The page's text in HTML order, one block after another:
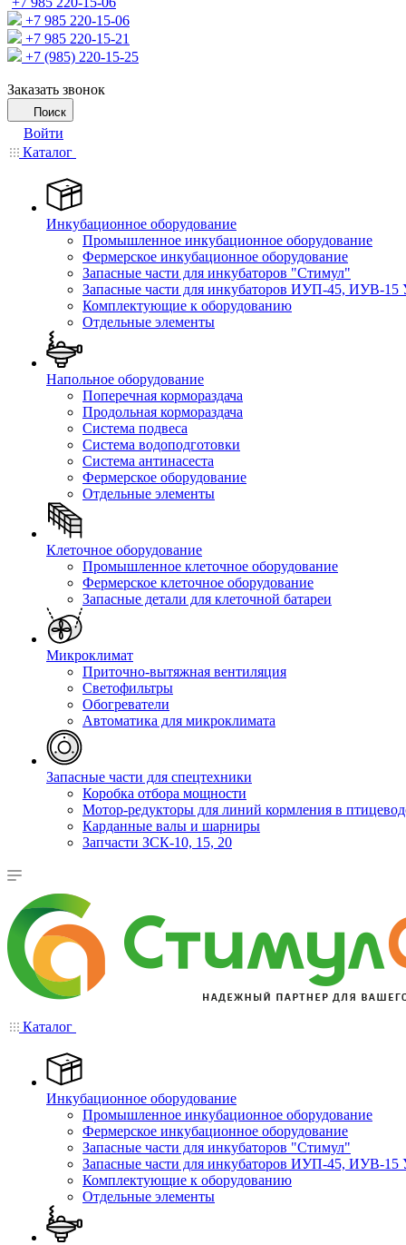
+7 985 220-15-06
+7 985 220-15-21
+7 (985) 220-15-25
Заказать звонок
Поиск
Войти
Каталог
Инкубационное оборудование
Промышленное инкубационное оборудование
Фермерское инкубационное оборудование
Запасные части для инкубаторов "Стимул"
Запасные части для инкубаторов ИУП-45, ИУВ-15
Комплектующие к оборудованию
Отдельные элементы
Напольное оборудование
Поперечная кормораздача
Продольная кормораздача
Система подвеса
Система водоподготовки
Система антинасеста
Фермерское оборудование
Отдельные элементы
Клеточное оборудование
Промышленное клеточное оборудование
Фермерское клеточное оборудование
Запасные детали для клеточной батареи
Микроклимат
Приточно-вытяжная вентиляция
Светофильтры
Обогреватели
Автоматика для микроклимата
Запасные части для спецтехники
Коробка отбора мощности
Мотор-редукторы для линий кормления в
Карданные валы и шарниры
Запчасти ЗСК-10, 15, 20
Каталог
Инкубационное оборудование
Промышленное инкубационное оборудование
Фермерское инкубационное оборудование
Запасные части для инкубаторов "Стимул"
Запасные части для инкубаторов ИУП-45, ИУВ-15
Комплектующие к оборудованию
Отдельные элементы